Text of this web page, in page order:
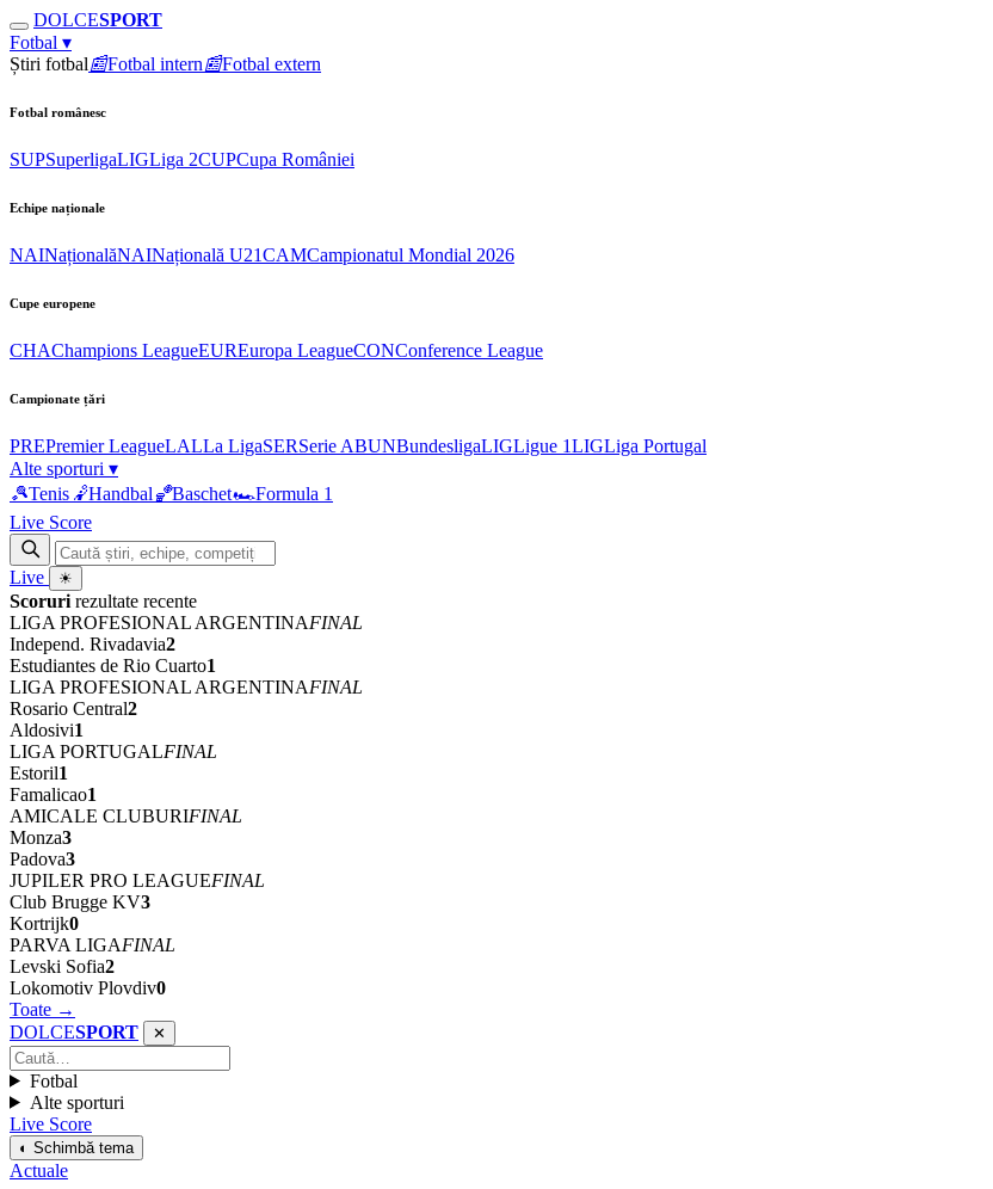
DOLCESPORT
Fotbal ▾
Știri fotbal📰Fotbal intern📰Fotbal extern
Fotbal românesc
SUPSuperligaLIGLiga 2CUPCupa României
Echipe naționale
NAINaționalăNAINațională U21CAMCampionatul Mondial 2026
Cupe europene
CHAChampions LeagueEUREuropa LeagueCONConference League
Campionate țări
PREPremier LeagueLALLa LigaSERSerie ABUNBundesligaLIGLigue 1LIGLiga Portugal
Alte sporturi ▾
🎾Tenis 🤾Handbal🏀Baschet🏎Formula 1
Live Score
Live ☀
Scoruri rezultate recente
LIGA PROFESIONAL ARGENTINAFINAL
Independ. Rivadavia2
Estudiantes de Rio Cuarto1
LIGA PROFESIONAL ARGENTINAFINAL
Rosario Central2
Aldosivi1
LIGA PORTUGALFINAL
Estoril1
Famalicao1
AMICALE CLUBURIFINAL
Monza3
Padova3
JUPILER PRO LEAGUEFINAL
Club Brugge KV3
Kortrijk0
PARVA LIGAFINAL
Levski Sofia2
Lokomotiv Plovdiv0
Toate →
DOLCESPORT ✕
Fotbal
Alte sporturi
Live Score
◐ Schimbă tema
Actuale